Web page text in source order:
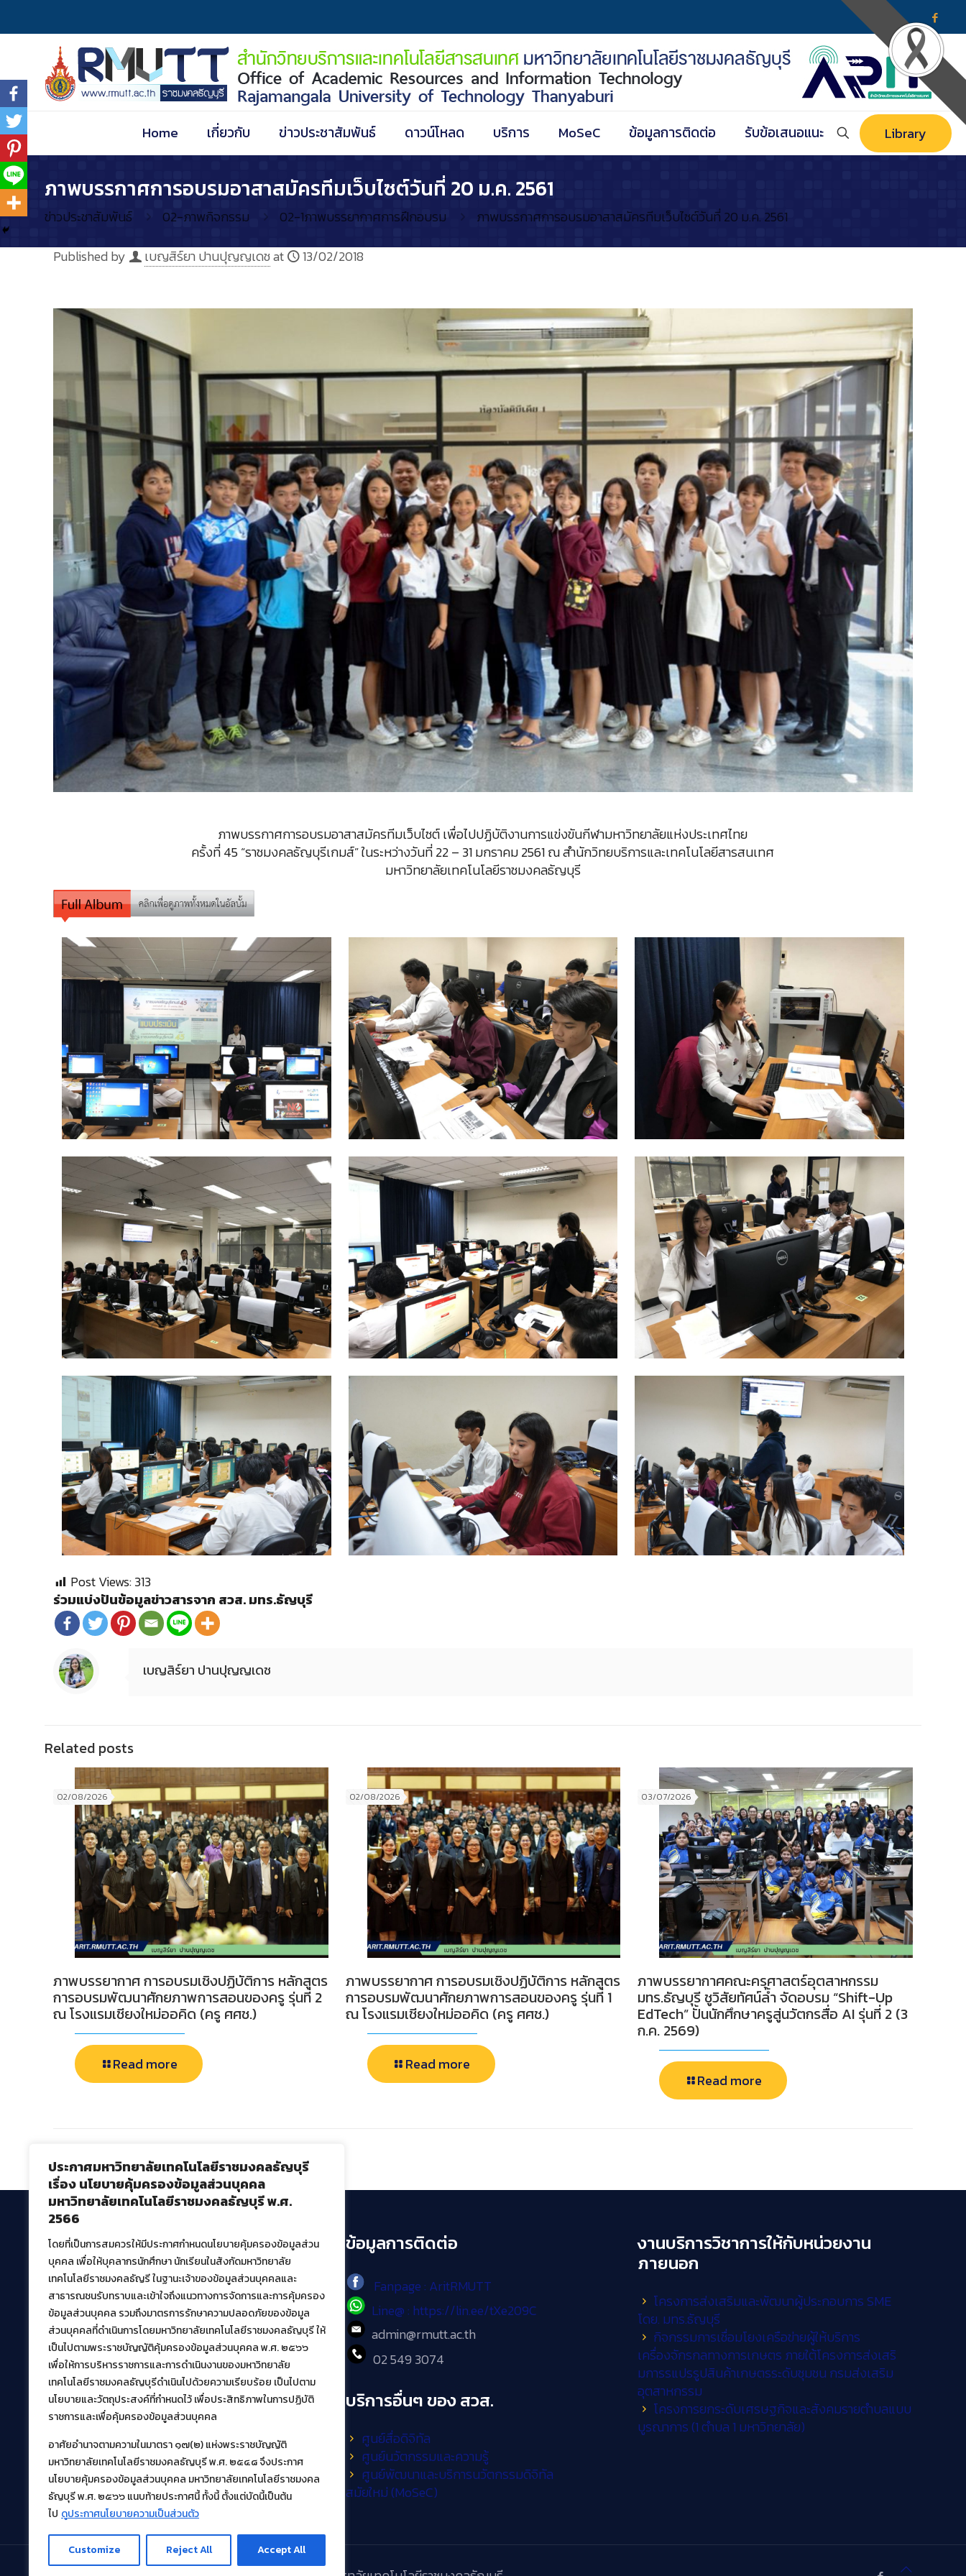
ประกาศมหาวิทยาลัยเทคโนโลยีราชมงคลธัญบุรี
เรื่อง นโยบายคุ้มครองข้อมูลส่วนบุคคล
มหาวิทยาลัยเทคโนโลยีราชมงคลธัญบุรี พ.ศ.
2566
โดยที่เป็นการสมควรให้มีประกาศกำหนดนโยบายคุ้มครองข้อมูลส่วน
บุคคล เพื่อให้บุคลากรนักศึกษา นักเรียนในสังกัดมหาวิทยาลัย
เทคโนโลยีราชมงคลธัญรี ในฐานะเจ้าของข้อมูลส่วนบุคคลและ
สาธารณชนรับทราบและเข้าใจถึงแนวทางการจัดการและการคุ้มครอง
ข้อมูลส่วนบุคคล รวมถึงมาตรการรักษาความปลอดภัยของข้อมูล
ส่วนบุคคลที่ดำเนินการโดยมหาวิทยาลัยเทคโนโลยีราชมงคลธัญบุรี ให้
เป็นไปตามพระราชบัญญัติคุ้มครองข้อมูลส่วนบุคคล พ.ศ. ๒๕๖๖
เพื่อให้การบริหารราชการและการดำเนินงานของมหาวิทยาลัย
เทคโนโลยีราชมงคลธัญบุรีดำเนินไปด้วยความเรียบร้อย เป็นไปตาม
นโยบายและวัตถุประสงค์ที่กำหนดไว้ เพื่อประสิทธิภาพในการปฏิบัติ
ราชการและเพื่อคุ้มครองข้อมูลส่วนบุคคล
อาศัยอำนาจตามความในมาตรา ๑๗(๒) แห่งพระราชบัญญัติ
มหาวิทยาลัยเทคโนโลยีราชมงคลธัญบุรี พ.ศ. ๒๕๔๘ จึงประกาศ
นโยบายคุ้มครองข้อมูลส่วนบุคคล มหาวิทยาลัยเทคโนโลยีราชมงคล
ธัญบุรี พ.ศ. ๒๕๖๖ แนบท้ายประกาศนี้ ทั้งนี้ ตั้งแต่บัดนี้เป็นต้น
ไป ดูประกาศนโยบายความเป็นส่วนตัว
Customize Reject All Accept All
Home เกี่ยวกับ ข่าวประชาสัมพันธ์ ดาวน์โหลด บริการ MoSeC ข้อมูลการติดต่อ รับข้อเสนอแนะ Library
ภาพบรรกาศการอบรมอาสาสมัครทีมเว็บไซต์วันที่ 20 ม.ค. 2561
ข่าวประชาสัมพันธ์ 02-ภาพกิจกรรม 02-1ภาพบรรยากาศการฝึกอบรม ภาพบรรกาศการอบรมอาสาสมัครทีมเว็บไซต์วันที่ 20 ม.ค. 2561
Published by เบญสิร์ยา ปานปุญญเดชat 13/02/2018
ภาพบรรกาศการอบรมอาสาสมัครทีมเว็บไซต์ เพื่อไปปฏิบัติงานการแข่งขันกีฬามหาวิทยาลัยแห่งประเทศไทย
ครั้งที่ 45 “ราชมงคลธัญบุรีเกมส์” ในระหว่างวันที่ 22 – 31 มกราคม 2561 ณ สำนักวิทยบริการและเทคโนโลยีสารสนเทศ
มหาวิทยาลัยเทคโนโลยีราชมงคลธัญบุรี
Post Views:313
ร่วมแบ่งปันข้อมูลข่าวสารจาก สวส. มทร.ธัญบุรี
เบญสิร์ยา ปานปุญญเดช
Related posts
02/08/2026
ภาพบรรยากาศ การอบรมเชิงปฏิบัติการ หลักสูตร
การอบรมพัฒนาศักยภาพการสอนของครู รุ่นที่ 2
ณ โรงแรมเชียงใหม่ออคิด (ครู ศศช.)
Read more
02/08/2026
ภาพบรรยากาศ การอบรมเชิงปฏิบัติการ หลักสูตร
การอบรมพัฒนาศักยภาพการสอนของครู รุ่นที่ 1
ณ โรงแรมเชียงใหม่ออคิด (ครู ศศช.)
Read more
03/07/2026
ภาพบรรยากาศคณะครุศาสตร์อุตสาหกรรม
มทร.ธัญบุรี ชูวิสัยทัศน์ล้ำ จัดอบรม “Shift-Up
EdTech” ปั้นนักศึกษาครูสู่นวัตกรสื่อ AI รุ่นที่ 2 (3
ก.ค. 2569)
Read more
สำนักวิทยบริการและเทคโนโลยีสารสนเทศ
มหาวิทยาลัยเทคโนโลยีราชมงคลธัญบุรี
39 หมู่ที่ 1 ตำบลคลองหก อำเภอคลองหลวง จังหวัด
ปทุมธานี 12120
เผยแพร่ข้อมูลโดย.บุคลากร สวส.
สร้างและพัฒนาโดย.
ฝ่ายพัฒนาและเผยแพร่ข้อมูลเว็บไซต์
ข้อมูลการติดต่อ
Fanpage : AritRMUTT
Line@ : https://lin.ee/tXe209C
admin@rmutt.ac.th
02 549 3074
บริการอื่นๆ ของ สวส.
ศูนย์สื่อดิจิทัล
ศูนย์นวัตกรรมและความรู้
ศูนย์พัฒนาและบริการนวัตกรรมดิจิทัล
สมัยใหม่ (MoSeC)
งานบริการวิชาการให้กับหน่วยงาน
ภายนอก
โครงการส่งเสริมและพัฒนาผู้ประกอบการ SME
โดย. มทร.ธัญบุรี
กิจกรรมการเชื่อมโยงเครือข่ายผู้ให้บริการ
เครื่องจักรกลทางการเกษตร ภายใต้โครงการส่งเสริ
มการรแปรรูปสินค้าเกษตรระดับชุมชน กรมส่งเสริม
อุตสาหกรรม
โครงการยกระดับเศรษฐกิจและสังคมรายตำบลแบบ
บูรณาการ (1 ตำบล 1 มหาวิทยาลัย)